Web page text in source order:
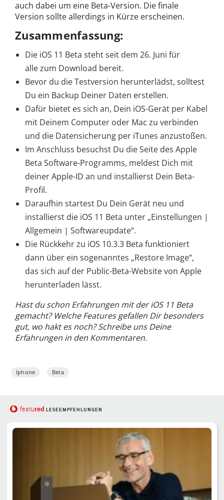
auch dabei um eine Beta-Version. Die finale
Version sollte allerdings in Kürze erscheinen.
Zusammenfassung:
Die iOS 11 Beta steht seit dem 26. Juni für
alle zum Download bereit.
Bevor du die Testversion herunterlädst, solltest
Du ein Backup Deiner Daten erstellen.
Dafür bietet es sich an, Dein iOS-Gerät per Kabel
mit Deinem Computer oder Mac zu verbinden
und die Datensicherung per iTunes anzustoßen.
Im Anschluss besuchst Du die Seite des Apple
Beta Software-Programms, meldest Dich mit
deiner Apple-ID an und installierst Dein Beta-
Profil.
Daraufhin startest Du Dein Gerät neu und
installierst die iOS 11 Beta unter „Einstellungen |
Allgemein | Softwareupdate“.
Die Rückkehr zu iOS 10.3.3 Beta funktioniert
dann über ein sogenanntes „Restore Image“,
das sich auf der Public-Beta-Website von Apple
herunterladen lässt.
Hast du schon Erfahrungen mit der iOS 11 Beta
gemacht? Welche Features gefallen Dir besonders
gut, wo hakt es noch? Schreibe uns Deine
Erfahrungen in den Kommentaren.
Iphone Beta
featured LESEEMPFEHLUNGEN